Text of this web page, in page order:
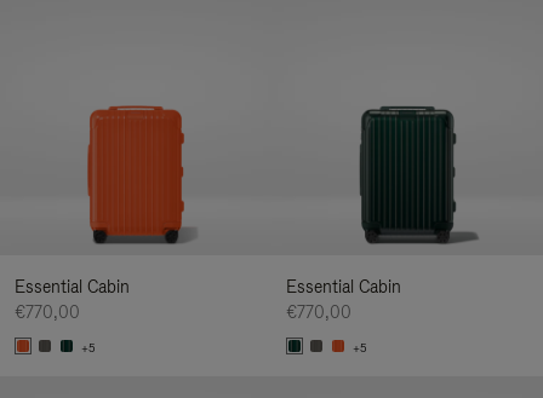
Essential Cabin
€770,00
+5
Essential Cabin
€770,00
+5